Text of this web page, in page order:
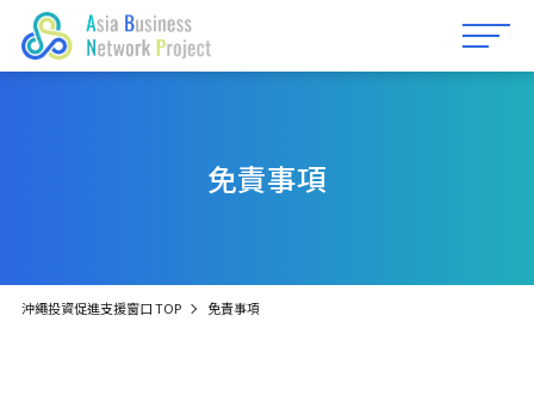
沖繩投資促進支援窗口
立地・合作實績
+81-98-894-6288
免責事項
沖繩投資促進支援窗口 TOP 免責事項